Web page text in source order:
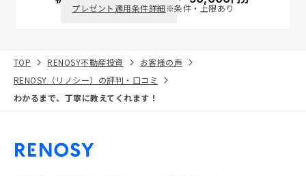
プレゼント適用条件詳細※条件・上限あり
TOP RENOSY不動産投資
お客様の声
RENOSY（リノシー）の評判・口コミ
わかるまで、丁寧に教えてくれます！